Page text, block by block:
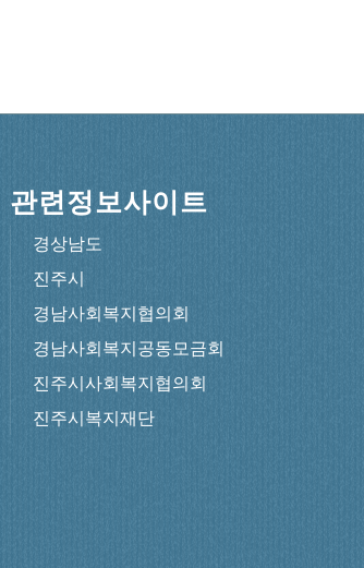
관련정보사이트
경상남도
진주시
경남사회복지협의회
경남사회복지공동모금회
진주시사회복지협의회
진주시복지재단